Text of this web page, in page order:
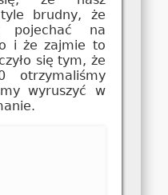
brudny, że
pojechać na
i że zajmie to
się tym, że
otrzymaliśmy
wyruszyć w